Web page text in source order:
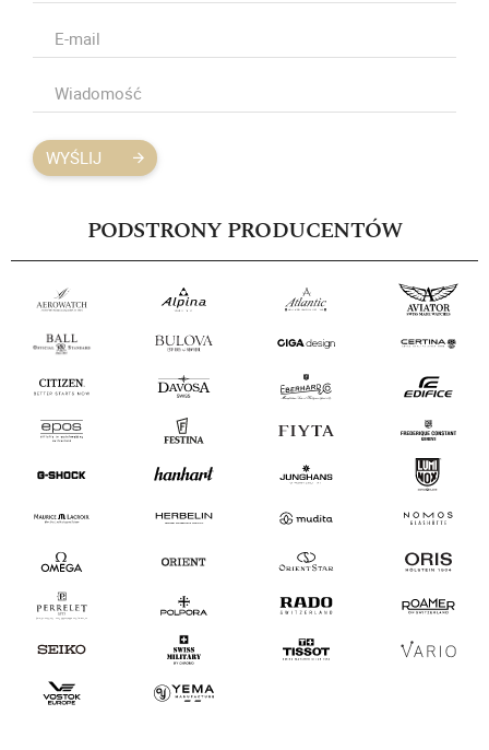
WYŚLIJ
PODSTRONY PRODUCENTÓW